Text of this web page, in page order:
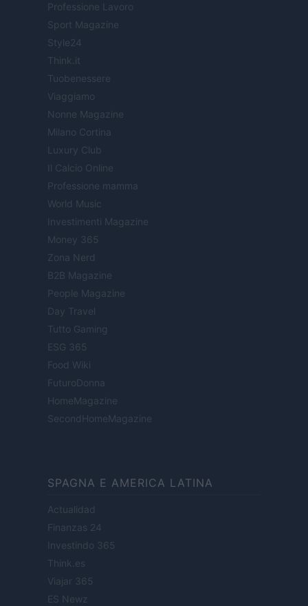
Professione Lavoro
Sport Magazine
Style24
Think.it
Tuobenessere
Viaggiamo
Nonne Magazine
Milano Cortina
Luxury Club
Il Calcio Online
Professione mamma
World Music
Investimenti Magazine
Money 365
Zona Nerd
B2B Magazine
People Magazine
Day Travel
Tutto Gaming
ESG 365
Food Wiki
FuturoDonna
HomeMagazine
SecondHomeMagazine
SPAGNA E AMERICA LATINA
Actualidad
Finanzas 24
Investindo 365
Think.es
Viajar 365
ES Newz